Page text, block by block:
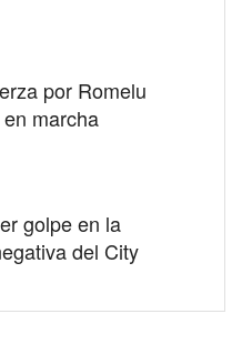
por Romelu
marcha
golpe en la
del City